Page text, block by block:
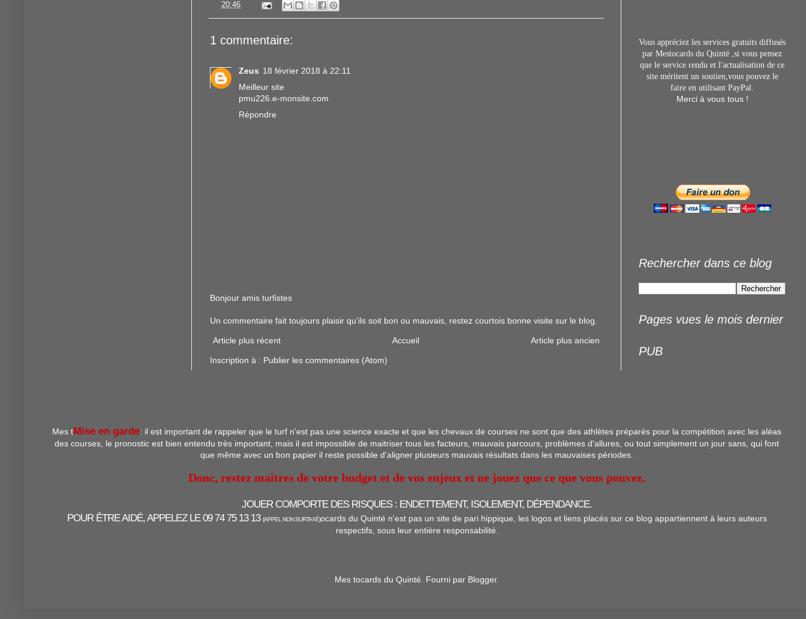
20:46
1 commentaire:
Zeus 18 février 2018 à 22:11
Meilleur site
pmu226.e-monsite.com
Répondre
Bonjour amis turfistes
Un commentaire fait toujours plaisir qu’ils soit bon ou mauvais, restez courtois bonne visite sur le blog.
Article plus récent Article plus ancien
Accueil
Inscription à : Publier les commentaires (Atom)
Vous appréciez les services gratuits diffusés
par Mestocards du Quinté ,si vous pensez
que le service rendu et l'actualisation de ce
site méritent un soutien,vous pouvez le
faire en utilisant PayPal.
Merci à vous tous !
Rechercher dans ce blog
Pages vues le mois dernier
PUB
Mes tMise en garde: il est important de rappeler que le turf n'est pas une science exacte et que les chevaux de courses ne sont que des athlètes préparés pour la compétition avec les aléas
des courses, le pronostic est bien entendu très important, mais il est impossible de maitriser tous les facteurs, mauvais parcours, problèmes d'allures, ou tout simplement un jour sans, qui font
que même avec un bon papier il reste possible d'aligner plusieurs mauvais résultats dans les mauvaises périodes.
Donc, restez maitres de votre budget et de vos enjeux et ne jouez que ce que vous pouvez.
JOUER COMPORTE DES RISQUES : ENDETTEMENT, ISOLEMENT, DÉPENDANCE.
POUR ÊTRE AIDÉ, APPELEZ LE 09 74 75 13 13 (APPEL NON SURTAXÉ)ocards du Quinté n'est pas un site de pari hippique, les logos et liens placés sur ce blog appartiennent à leurs auteurs
respectifs, sous leur entière responsabilité.
Mes tocards du Quinté. Fourni par Blogger.